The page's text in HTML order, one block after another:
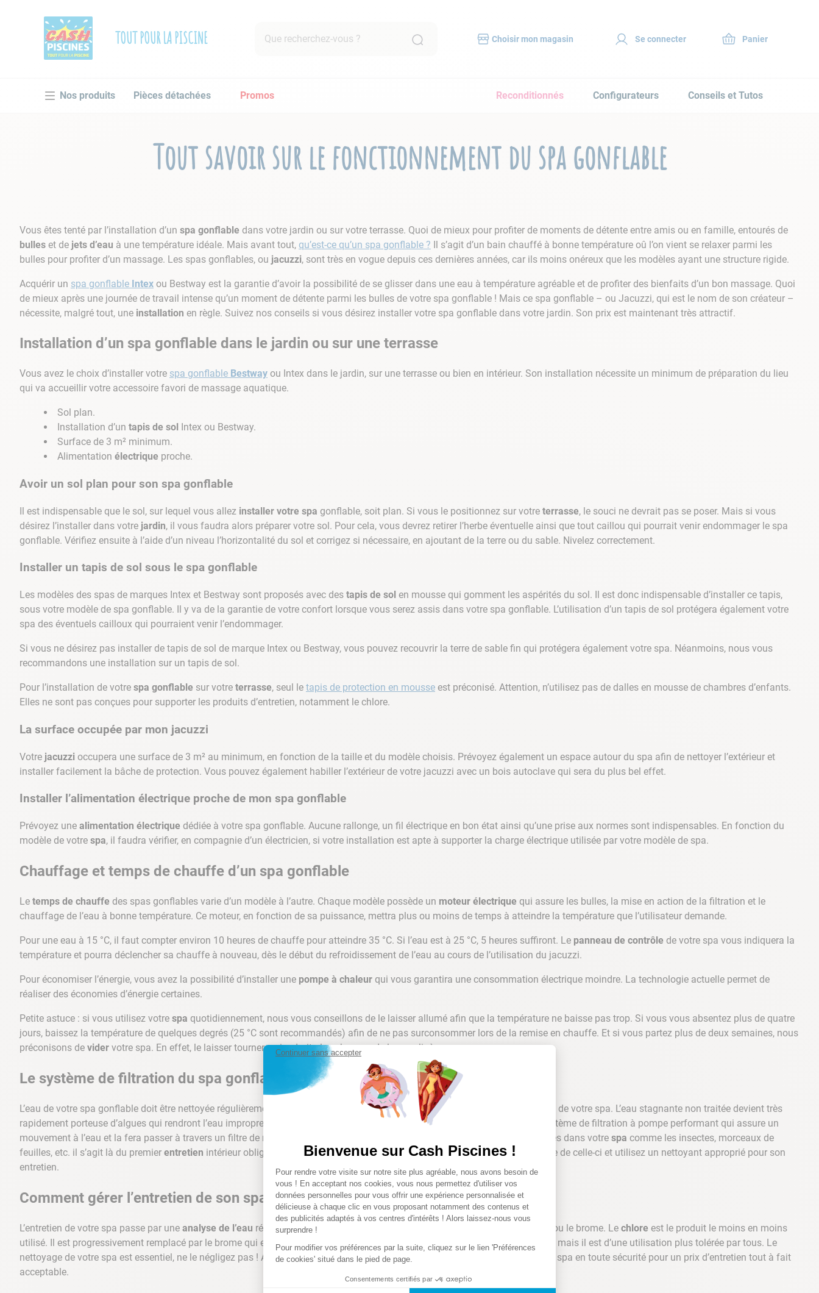
TOUT POUR LA PISCINE Choisir mon magasin Se connecter
Pièces détachées Promos Reconditionnés Configurateurs Conseils et Tutos
Tout savoir sur le fonctionnement du spa gonflable
Vous êtes tenté par l’installation d’un spa gonflable dans votre jardin ou sur votre terrasse. Quoi de mieux pour profiter de moments de détente entre amis ou en famille, entourés de
bulles et de jets d’eau à une température idéale. Mais avant tout, qu’est-ce qu’un spa gonflable ? Il s’agit d’un bain chauffé à bonne température oû l’on vient se relaxer parmi les
bulles pour profiter d’un massage. Les spas gonflables, ou jacuzzi, sont très en vogue depuis ces dernières années, car ils moins onéreux que les modèles ayant une structure rigide.
Acquérir un spa gonflable Intex ou Bestway est la garantie d’avoir la possibilité de se glisser dans une eau à température agréable et de profiter des bienfaits d’un bon massage. Quoi
de mieux après une journée de travail intense qu’un moment de détente parmi les bulles de votre spa gonflable ! Mais ce spa gonflable – ou Jacuzzi, qui est le nom de son créateur –
nécessite, malgré tout, une installation en règle. Suivez nos conseils si vous désirez installer votre spa gonflable dans votre jardin. Son prix est maintenant très attractif.
Installation d’un spa gonflable dans le jardin ou sur une terrasse
Vous avez le choix d’installer votre spa gonflable Bestway ou Intex dans le jardin, sur une terrasse ou bien en intérieur. Son installation nécessite un minimum de préparation du lieu
qui va accueillir votre accessoire favori de massage aquatique.
Sol plan.
Installation d’un tapis de sol
Intex ou Bestway.
Surface de 3 m² minimum.
Alimentation électrique proche.
Avoir un sol plan pour son spa gonflable
Il est indispensable que le sol, sur lequel vous allez installer votre spa gonflable, soit plan. Si vous le positionnez sur votre terrasse, le souci ne devrait pas se poser. Mais si vous
désirez l’installer dans votre jardin, il vous faudra alors préparer votre sol. Pour cela, vous devrez retirer l’herbe éventuelle ainsi que tout caillou qui pourrait venir endommager le spa
gonflable. Vérifiez ensuite à l’aide d’un niveau l’horizontalité du sol et corrigez si nécessaire, en ajoutant de la terre ou du sable. Nivelez correctement.
Installer un tapis de sol sous le spa gonflable
Les modèles des spas de marques Intex et Bestway sont proposés avec des tapis de sol en mousse qui gomment les aspérités du sol. Il est donc indispensable d’installer ce tapis,
sous votre modèle de spa gonflable. Il y va de la garantie de votre confort lorsque vous serez assis dans votre spa gonflable. L’utilisation d’un tapis de sol protégera également votre
spa des éventuels cailloux qui pourraient venir l’endommager.
Si vous ne désirez pas installer de tapis de sol de marque Intex ou Bestway, vous pouvez recouvrir la terre de sable fin qui protégera également votre spa. Néanmoins, nous vous
recommandons une installation sur un tapis de sol.
Pour l’installation de votre spa gonflable sur votre terrasse, seul le tapis de protection en mousse est préconisé. Attention, n’utilisez pas de dalles en mousse de chambres d’enfants.
Elles ne sont pas conçues pour supporter les produits d’entretien, notamment le chlore.
La surface occupée par mon jacuzzi
Votre jacuzzi occupera une surface de 3 m² au minimum, en fonction de la taille et du modèle choisis. Prévoyez également un espace autour du spa afin de nettoyer l’extérieur et
installer facilement la bâche de protection. Vous pouvez également habiller l’extérieur de votre jacuzzi avec un bois autoclave qui sera du plus bel effet.
Installer l’alimentation électrique proche de mon spa gonflable
Prévoyez une alimentation électrique dédiée à votre spa gonflable. Aucune rallonge, un fil électrique en bon état ainsi qu’une prise aux normes sont indispensables. En fonction du
modèle de votre spa, il faudra vérifier, en compagnie d’un électricien, si votre installation est apte à supporter la charge électrique utilisée par votre modèle de spa.
Chauffage et temps de chauffe d’un spa gonflable
Le temps de chauffe des spas gonflables varie d’un modèle à l’autre. Chaque modèle possède un moteur électrique qui assure les bulles, la mise en action de la filtration et le
chauffage de l’eau à bonne température. Ce moteur, en fonction de sa puissance, mettra plus ou moins de temps à atteindre la température que l’utilisateur demande.
Pour une eau à 15 °C, il faut compter environ 10 heures de chauffe pour atteindre 35 °C. Si l’eau est à 25 °C, 5 heures suffiront. Le panneau de contrôle de votre spa vous indiquera la
température et pourra déclencher sa chauffe à nouveau, dès le début du refroidissement de l’eau au cours de l’utilisation du jacuzzi.
Pour économiser l’énergie, vous avez la possibilité d’installer une pompe à chaleur qui vous garantira une consommation électrique moindre. La technologie actuelle permet de
réaliser des économies d’énergie certaines.
Petite astuce : si vous utilisez votre spa quotidiennement, nous vous conseillons de le laisser allumé afin que la température ne baisse pas trop. Si vous vous absentez plus de quatre
jours, baissez la température de quelques degrés (25 °C sont recommandés) afin de ne pas surconsommer lors de la remise en chauffe. Et si vous partez plus de deux semaines, nous
préconisons de vider votre spa. En effet, le laisser tourner reviendrait plus cher que de le remplir à nouveau.
Le système de filtration du spa gonflable
L’eau de votre spa gonflable doit être nettoyée régulièrement par une pompe filtrante, tant pour l’hygiène que pour la longévité de votre spa. L’eau stagnante non traitée devient très
rapidement porteuse d’algues qui rendront l’eau impropre au bain à bulles. Pour cela, les spas gonflables sont munis d’un système de filtration à pompe performant qui assure un
mouvement à l’eau et la fera passer à travers un filtre de nettoyage. Ce premier filtre arrête donc les petites particules présentes dans votre spa comme les insectes, morceaux de
feuilles, etc. il s’agit là du premier entretien intérieur obligatoire de votre spa. Pensez à changer l’eau par une vidange régulière de celle-ci et utilisez un nettoyant approprié pour son
entretien.
Comment gérer l’entretien de son spa gonflable
L’entretien de votre spa passe par une analyse de l’eau régulière et le traitement de l’eau à l’aide de produits comme le chlore ou le brome. Le chlore est le produit le moins en moins
utilisé. Il est progressivement remplacé par le brome qui est un produit inodore et non irritant. Son prix est plus élevé à l’achat, mais il est d’une utilisation plus tolérée par tous. Le
nettoyage de votre spa est essentiel, ne le négligez pas ! Ainsi vos jets ne seront pas bouchés et vous pourrez profiter de votre spa en toute sécurité pour un prix d’entretien tout à fait
acceptable.
1.
pompe filtration piscine
4 .
aspirateur
7
8 .
skimmer
aspirateur piscine
10. chlore choc
Continuer sans accepter
Bienvenue sur Cash Piscines !
Plateforme de Gestion du Consentement : Personnalisez vos Options
Pour rendre votre visite sur notre site plus agréable, nous avons besoin de
vous ! En acceptant nos cookies, vous nous permettez d'utiliser vos
données personnelles pour vous offrir une expérience personnalisée et
délicieuse à chaque clic en vous proposant notamment des contenus et
des publicités adaptés à vos centres d'intérêts ! Alors laissez-nous vous
surprendre !
Pour modifier vos préférences par la suite, cliquez sur le lien 'Préférences
de cookies' situé dans le pied de page.
Consentements certifiés par
Axeptio consent